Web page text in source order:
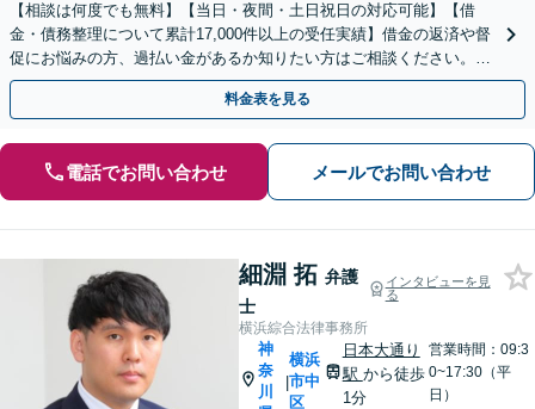
【相談は何度でも無料】【当日・夜間・土日祝日の対応可能】【借
金・債務整理について累計17,000件以上の受任実績】借金の返済や督
促にお悩みの方、過払い金があるか知りたい方はご相談ください。ベ
ストな解決策を提案いたします。
料金表を見る
電話でお問い合わせ メールでお問い合わせ
細淵 拓 弁護
士
インタビューを見
る
横浜綜合法律事務所
神
奈
川
|
横浜
市中
区
日本大通り
駅 から徒歩
1分
営業時間：09:3
0~17:30（平
日）